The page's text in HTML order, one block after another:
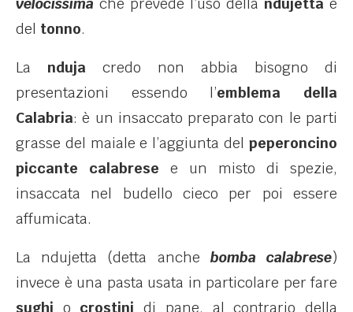
del tonno.
La nduja credo non abbia bisogno di
presentazioni essendo l’emblema della
Calabria: è un insaccato preparato con le parti
grasse del maiale e l’aggiunta del peperoncino
piccante calabrese e un misto di spezie,
insaccata nel budello cieco per poi essere
affumicata.
La ndujetta (detta anchebomba calabrese)
invece è una pasta usata in particolare per fare
sughi o crostini di pane, al contrario della